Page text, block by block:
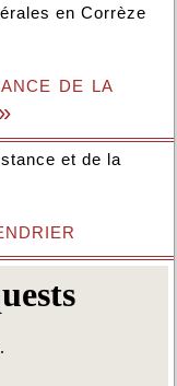
en Corrèze
de la
et de la